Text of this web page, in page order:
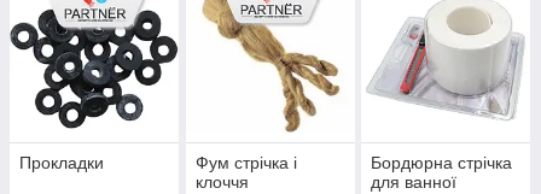
Прокладки
Фум стрічка і
клоччя
Бордюрна стрічка
для ванної